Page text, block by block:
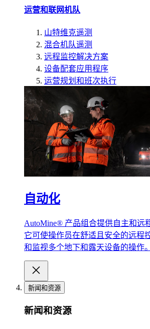
运营和联网机队
山特维克遥测
混合机队遥测
远程监控解决方案
设备配套应用程序
运营规划和班次执行
自动化
AutoMine® 产品组合提供自主和远
它可使操作员在舒适且安全的远程
和监视多个地下和露天设备的操作。
新闻和资源
新闻和资源